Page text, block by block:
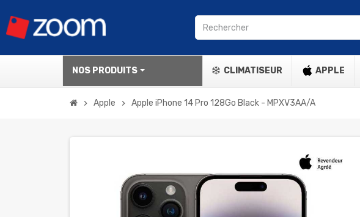
NOS PRODUITS CLIMATISEUR APPLE
chevron_right Apple chevron_right Apple iPhone 14 Pro 128Go Black - MPXV3AA/A